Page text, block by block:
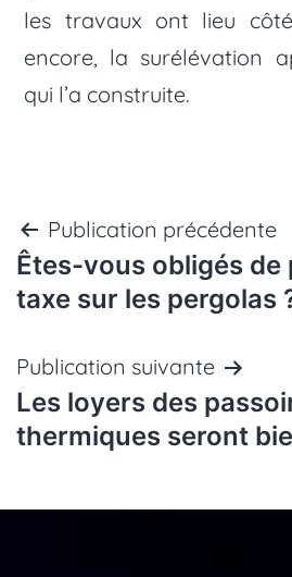
les travaux ont lieu
encore, la surélévation
qui l’a construite.
Navigation
de
l’article
Publication précédente
Êtes-vous obligés de
taxe sur les pergolas
Publication suivante
Les loyers des
thermiques seront